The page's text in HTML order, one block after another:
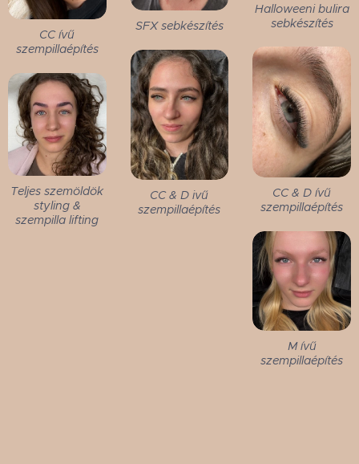
Halloweeni bulira
sebkészítés
SFX sebkészítés
CC ívű
szempillaépítés
CC & D ívű
szempillaépítés
CC & D ivű
szempillaépítés
Teljes szemöldök
styling &
szempilla lifting
M ívű
szempillaépítés